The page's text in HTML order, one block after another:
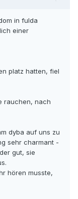
in fulda
einer
platz hatten, fiel
rauchen, nach
dyba auf uns zu
sehr charmant -
gut, sie
hören musste,